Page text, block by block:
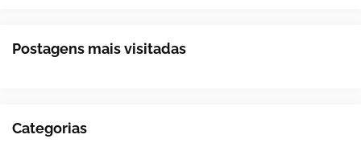
Postagens mais visitadas
Categorias